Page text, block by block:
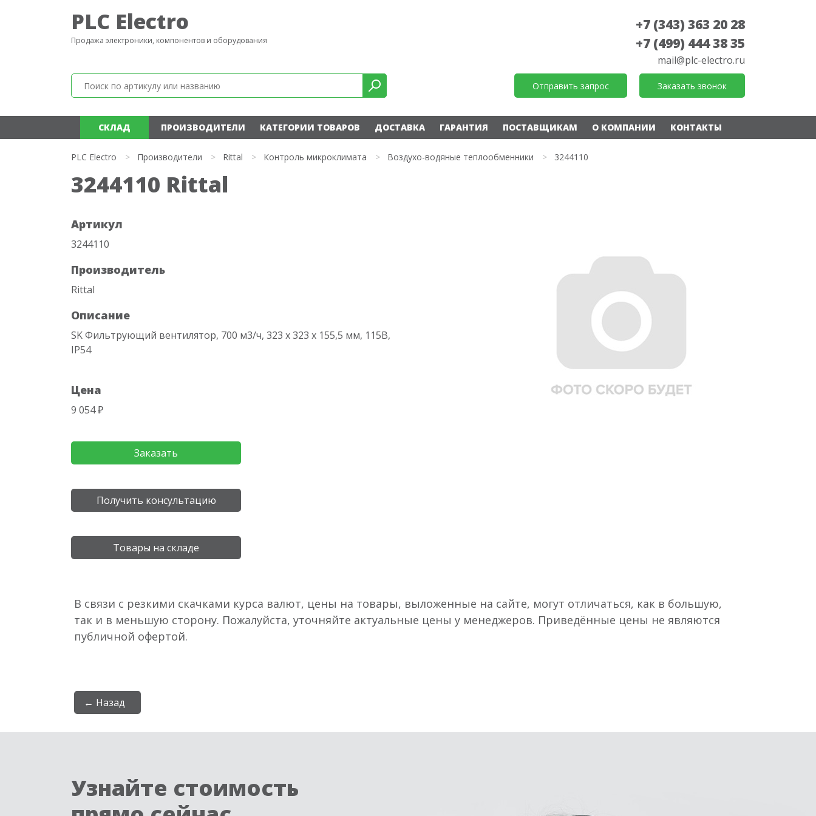
PLC Electro
Продажа электроники, компонентов и оборудования
+7 (343) 363 20 28
+7 (499) 444 38 35
mail@plc-electro.ru
Отправить запрос Заказать звонок
СКЛАД ПРОИЗВОДИТЕЛИ КАТЕГОРИИ ТОВАРОВ ДОСТАВКА ГАРАНТИЯ ПОСТАВЩИКАМ О КОМПАНИИ КОНТАКТЫ
PLC Electro > Производители > Rittal > Контроль микроклимата > Воздухо-водяные теплообменники > 3244110
3244110 Rittal
Артикул
3244110
Производитель
Rittal
Описание
SK Фильтрующий вентилятор, 700 м3/ч, 323 х 323 х 155,5 мм, 115В,
IP54
Цена
9 054 ₽
Заказать
Получить консультацию
Товары на складе
В связи с резкими скачками курса валют, цены на товары, выложенные на сайте, могут отличаться, как в большую,
так и в меньшую сторону. Пожалуйста, уточняйте актуальные цены у менеджеров. Приведённые цены не являются
публичной офертой.
← Назад
Узнайте стоимость